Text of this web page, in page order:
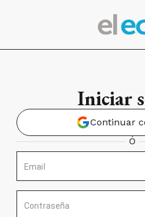
Iniciar
Continuar
Ó
Email
Contraseña